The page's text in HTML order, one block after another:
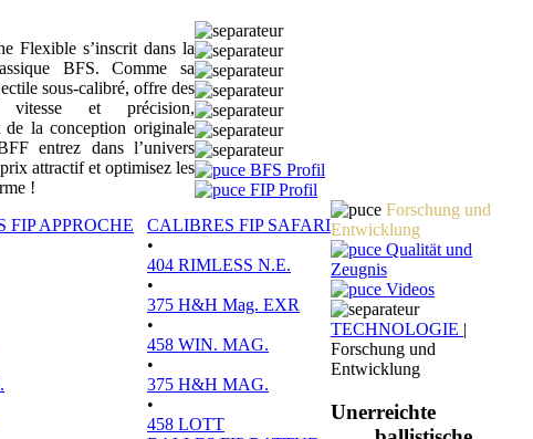
Flexible s’inscrit dans la
BFS. Comme sa
sous-calibré, offre des
vitesse et précision,
de la conception originale
entrez dans l’univers
attractif et optimisez les
!
FIP APPROCHE
CALIBRES FIP SAFARI
•
404 RIMLESS N.E.
•
375 H&H Mag. EXR
•
458 WIN. MAG.
•
375 H&H MAG.
•
458 LOTT
BFS Profil
FIP Profil
Forschung und
Entwicklung
Qualität und
Zeugnis
Videos
TECHNOLOGIE |
Forschung und
Entwicklung
Unerreichte